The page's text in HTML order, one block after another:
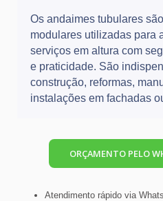
Os andaimes tubulares
modulares utilizadas para
serviços em altura com
e praticidade. São
construção, reformas,
instalações em fachadas
ORÇAMENTO PELO
Atendimento rápido via